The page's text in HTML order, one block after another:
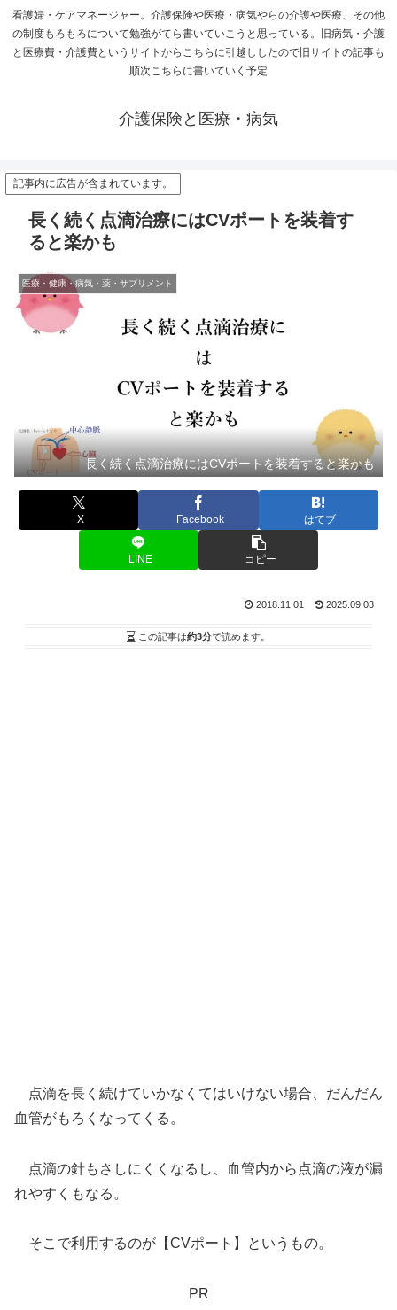
看護婦・ケアマネージャー。介護保険や医療・病気やらの介護や医療、その他
の制度もろもろについて勉強がてら書いていこうと思っている。旧病気・介護
と医療費・介護費というサイトからこちらに引越ししたので旧サイトの記事も
順次こちらに書いていく予定
介護保険と医療・病気
記事内に広告が含まれています。
長く続く点滴治療にはCVポートを装着す
ると楽かも
医療・健康・病気・薬・サプリメント
長く続く点滴治療にはCVポートを装着すると楽かも
X Facebook はてブ
LINE コピー
2018.11.01 2025.09.03
この記事は約3分で読めます。
点滴を長く続けていかなくてはいけない場合、だんだん
血管がもろくなってくる。
点滴の針もさしにくくなるし、血管内から点滴の液が漏
れやすくもなる。
そこで利用するのが【CVポート】というもの。
PR